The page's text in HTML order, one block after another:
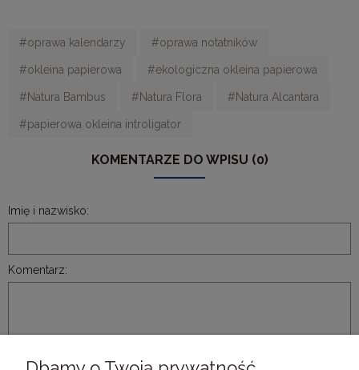
#oprawa kalendarzy #oprawa notatników
#okleina papierowa #ekologiczna okleina papierowa
#Natura Bambus #Natura Flora #Natura Alcantara
#papierowa okleina introligator
KOMENTARZE DO WPISU (0)
Imię i nazwisko:
Komentarz: